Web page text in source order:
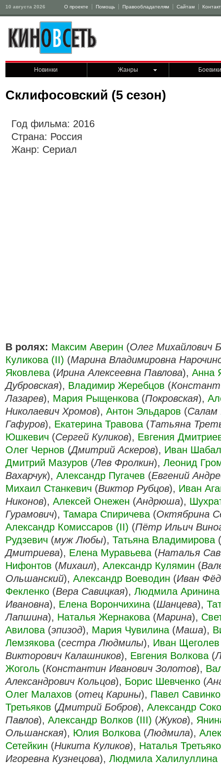
10 августа 2026 О проекте Помощь Правообладателям Сайтам
Новинки Жанры Боевики
Склифосовский (5 сезон)
Год фильма: 2016
Страна: Россия
Жанр: Сериал
В ролях: Максим Аверин (Олег Михайлович
Куликова (II) (Марина Владимировна
Яковлева (Ирина Алексеевна Павлова), Анна
Дубровская), Владимир Жеребцов (
Лазарев), Мария Рыщенкова (Покровская),
Николаевич Хромов), Антон Эльдаров (Салам
Гафуров), Екатерина Травова (Татьяна
Юшкевич (Сергей Куликов), Евгения
Олег Чернов (Дмитрий Аскеров), Иван
Дмитрий Мазуров (Лев Фролкин), Леонид
Вахарчук), Александр Пугачев (Евгений
Михаил Станкевич (Виктор Рубцов), Иван
Никонов), Алексей Онежен (Андрюша),
Гурамович), Тамара Спиричева (Октябрина
Александр Комиссаров (II) (Пётр Ильич
Рудзевич (муж Любы), Татьяна Владимирова (
Дмитриева), Елена Муравьева (Наталья
Нифонтов (Михаил), Александр Кулямин (
Ольшанский), Александр Воеводин (Иван
Фекленко (Вера Савицкая), Людмила Аринина
Ивановна), Елена Ворончихина (Шанцева),
Лапшина), Наталья Жернакова (Марина),
Авилова (эпизод), Мария Чувилина (Маша),
Лемзякова (сестра Людмилы), Иван Щеголев
Викторович Калашников), Евгения Волкова (
Жоголь (Константин Иванович Золотов),
Александрович Кольцов), Борис Шевченко (
Олег Малахов (отец Карины), Павел
Третьяков (Дмитрий Бобров), Александр
Павлов), Александр Волков (III) (Жуков),
Ольшанская), Юлия Волкова (Людмила),
Сетейкин (Никита Куликов), Наталья
Игоревна Кузнецова), Людмила Халилуллина